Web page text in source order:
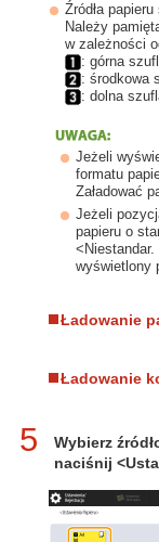
Źródła
Należy
w zależności
: górna
: środkowa
: dolna
Jeżeli
formatu
Załadować
Jeżeli
papieru o
<Niestandar.
wyświetlony
Ładowanie
Ładowanie
5
Wybierz
naciśnij